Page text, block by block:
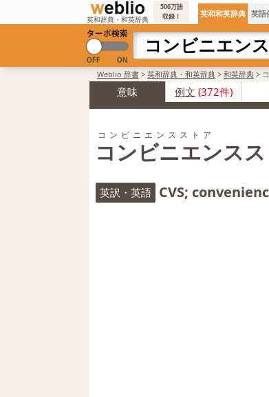
英和辞典・和英辞典
506万語
収録！
英和和英辞典 英語
Weblio 辞書 > 英和辞典・和英辞典 > 和英辞典 >
意味 例文 (372件)
コンビニエンス
コンビニエンスストア
英訳・英語 CVS;